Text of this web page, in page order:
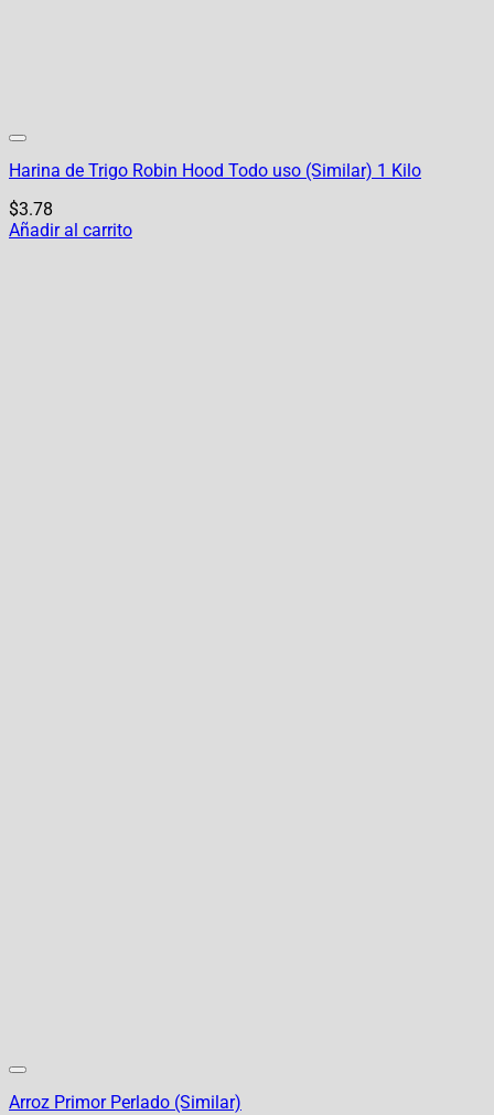
Harina de Trigo Robin Hood Todo uso (Similar) 1 Kilo
$3.78
Añadir al carrito
Arroz Primor Perlado (Similar)